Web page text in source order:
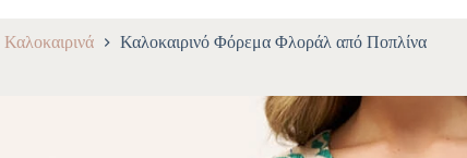
Καλοκαιρινά Καλοκαιρινό Φόρεμα Φλοράλ από Ποπλίνα